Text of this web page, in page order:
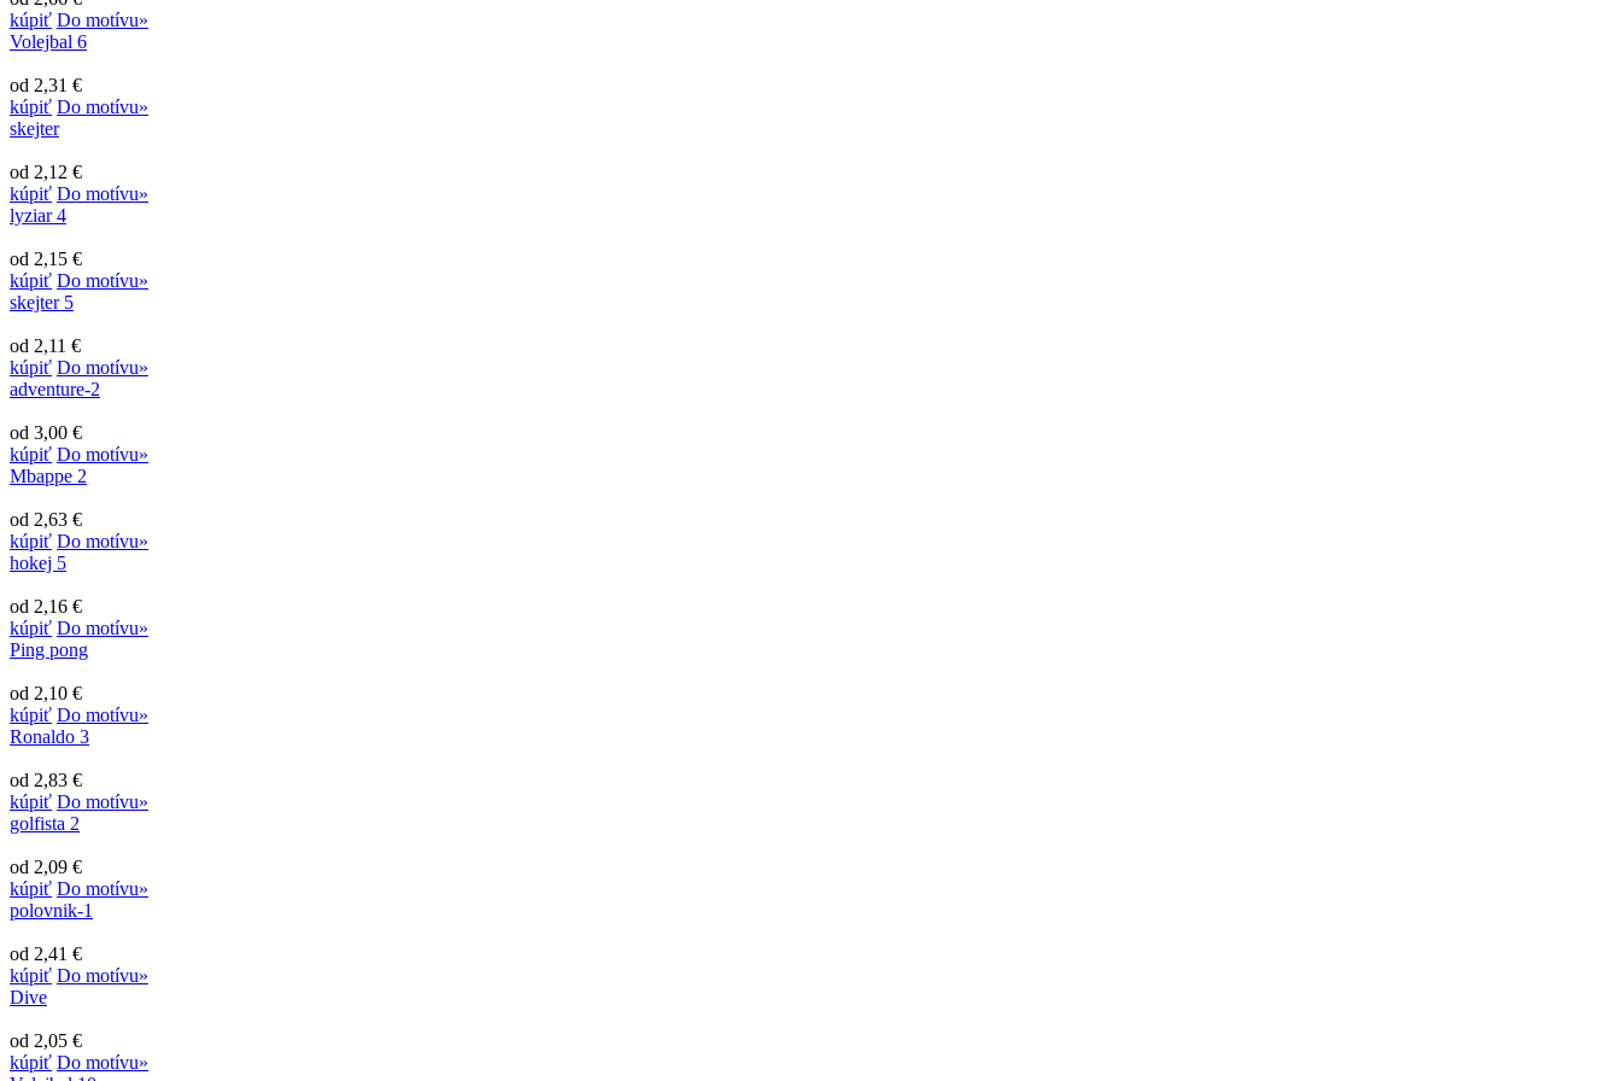
kúpiť Do motívu»
Volejbal 6
od 2,31 €
kúpiť Do motívu»
skejter
od 2,12 €
kúpiť Do motívu»
lyziar 4
od 2,15 €
kúpiť Do motívu»
skejter 5
od 2,11 €
kúpiť Do motívu»
adventure-2
od 3,00 €
kúpiť Do motívu»
Mbappe 2
od 2,63 €
kúpiť Do motívu»
hokej 5
od 2,16 €
kúpiť Do motívu»
Ping pong
od 2,10 €
kúpiť Do motívu»
Ronaldo 3
od 2,83 €
kúpiť Do motívu»
golfista 2
od 2,09 €
kúpiť Do motívu»
polovnik-1
od 2,41 €
kúpiť Do motívu»
Dive
od 2,05 €
kúpiť Do motívu»